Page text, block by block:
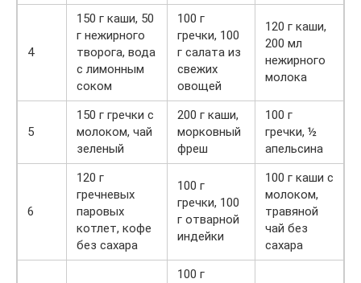
4
150 г каши, 50
г нежирного
творога, вода
с лимонным
соком
100 г
гречки, 100
г салата из
свежих
овощей
120 г каши,
200 мл
нежирного
молока
5
150 г гречки с
молоком, чай
зеленый
200 г каши,
морковный
фреш
100 г
гречки, ½
апельсина
6
120 г
гречневых
паровых
котлет, кофе
без сахара
100 г
гречки, 100
г отварной
индейки
100 г каши с
молоком,
травяной
чай без
сахара
100 г